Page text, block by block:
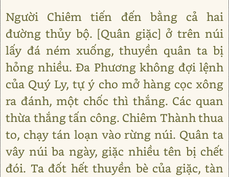
Người Chiêm tiến đến bằng cả hai
đường thủy bộ. [Quân giặc] ở trên núi
lấy đá ném xuống, thuyền quân ta bị
hỏng nhiều. Đa Phương không đợi lệnh
của Quý Ly, tự ý cho mở hàng cọc xông
ra đánh, một chốc thì thắng. Các quan
thừa thắng tấn công. Chiêm Thành thua
to, chạy tán loạn vào rừng núi. Quân ta
vây núi ba ngày, giặc nhiều tên bị chết
đói. Ta đốt hết thuyền bè của giặc, tàn